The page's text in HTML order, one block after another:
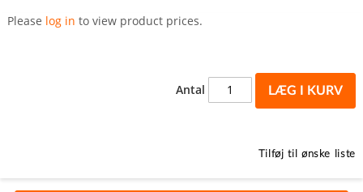
tilPlease log in to view product prices.
Antal LÆG I KURV
Tilføj til ønske liste